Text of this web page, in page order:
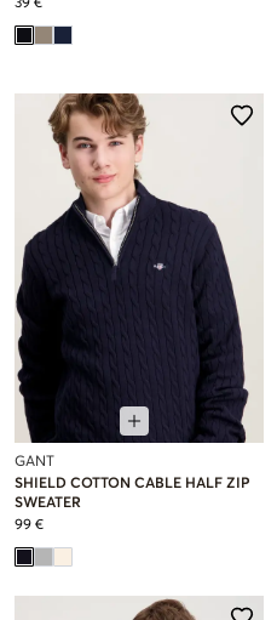
39 €
GANT
SHIELD COTTON CABLE HALF ZIP
SWEATER
99 €